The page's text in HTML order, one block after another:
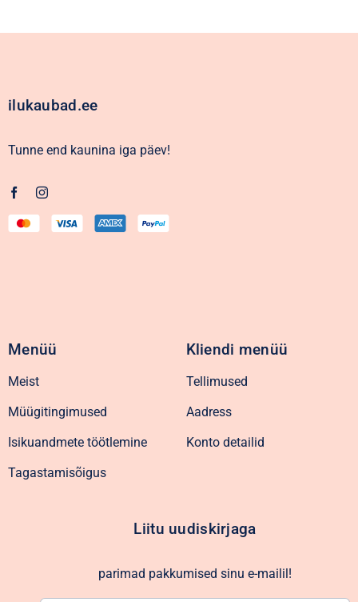
ilukaubad.ee
Tunne end kaunina iga päev!
Menüü
Meist
Müügitingimused
Isikuandmete töötlemine
Tagastamisõigus
Kliendi menüü
Tellimused
Aadress
Konto detailid
Liitu uudiskirjaga
parimad pakkumised sinu e-mailil!